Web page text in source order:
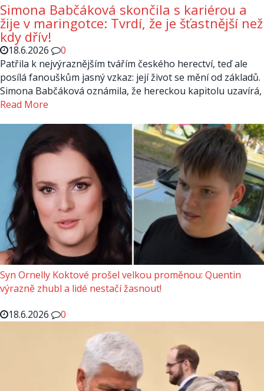
Simona Babčáková skončila s kariérou a
žije v maringotce: Tvrdí, že je šťastnější než
kdy dřív!
18.6.2026
0
Patřila k nejvýraznějším tvářím českého herectví, teď ale
posílá fanouškům jasný vzkaz: její život se mění od základů.
Simona Babčáková oznámila, že hereckou kapitolu uzavírá,
Read More
Syn Ornelly Koktové prošel velkou proměnou: Quentin
výrazně zhubl a lidé nestačí žasnout!
18.6.2026
0